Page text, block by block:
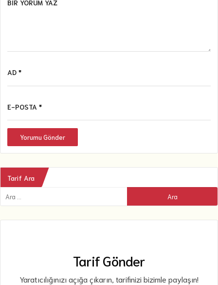
BIR YORUM YAZ
AD *
E-POSTA *
Yorumu Gönder
Tarif Ara
Tarif Gönder
Yaratıcılığınızı açığa çıkarın, tarifinizi bizimle paylaşın!